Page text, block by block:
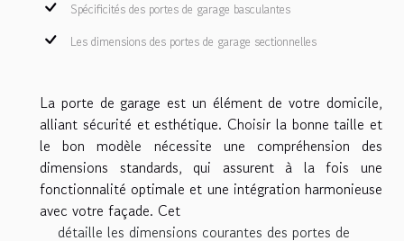
Spécificités des portes de garage basculantes
Les dimensions des portes de garage sectionnelles
La porte de garage est un élément de votre domicile,
alliant sécurité et esthétique. Choisir la bonne taille et
le bon modèle nécessite une compréhension des
dimensions standards, qui assurent à la fois une
fonctionnalité optimale et une intégration harmonieuse
avec votre façade. Cet
détaille les dimensions courantes des portes de